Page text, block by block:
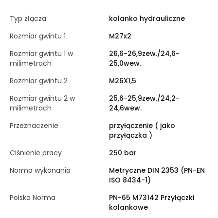
Typ złącza
kolanko hydrauliczne
Rozmiar gwintu 1
M27x2
Rozmiar gwintu 1 w
milimetrach
26,6-26,9zew./24,6-
25,0wew.
Rozmiar gwintu 2
M26X1,5
Rozmiar gwintu 2 w
milimetrach
25,6-25,9zew./24,2-
24,6wew.
Przeznaczenie
przyłączenie ( jako
przyłączka )
Ciśnienie pracy
250 bar
Norma wykonania
Metryczne DIN 2353 (PN-EN
ISO 8434-1)
Polska Norma
PN-65 M73142 Przyłączki
kolankowe